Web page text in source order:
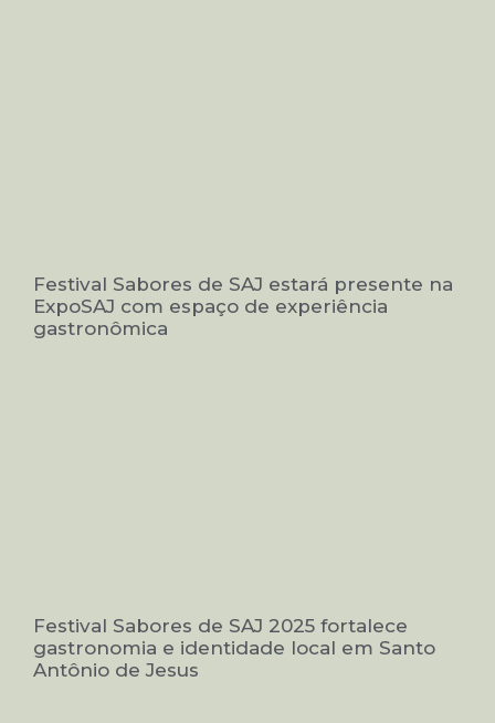
Festival Sabores de SAJ estará presente na
ExpoSAJ com espaço de experiência
gastronômica
Festival Sabores de SAJ 2025 fortalece
gastronomia e identidade local em Santo
Antônio de Jesus